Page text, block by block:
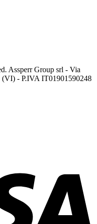
Assperr Group srl - Via
- P.IVA IT01901590248